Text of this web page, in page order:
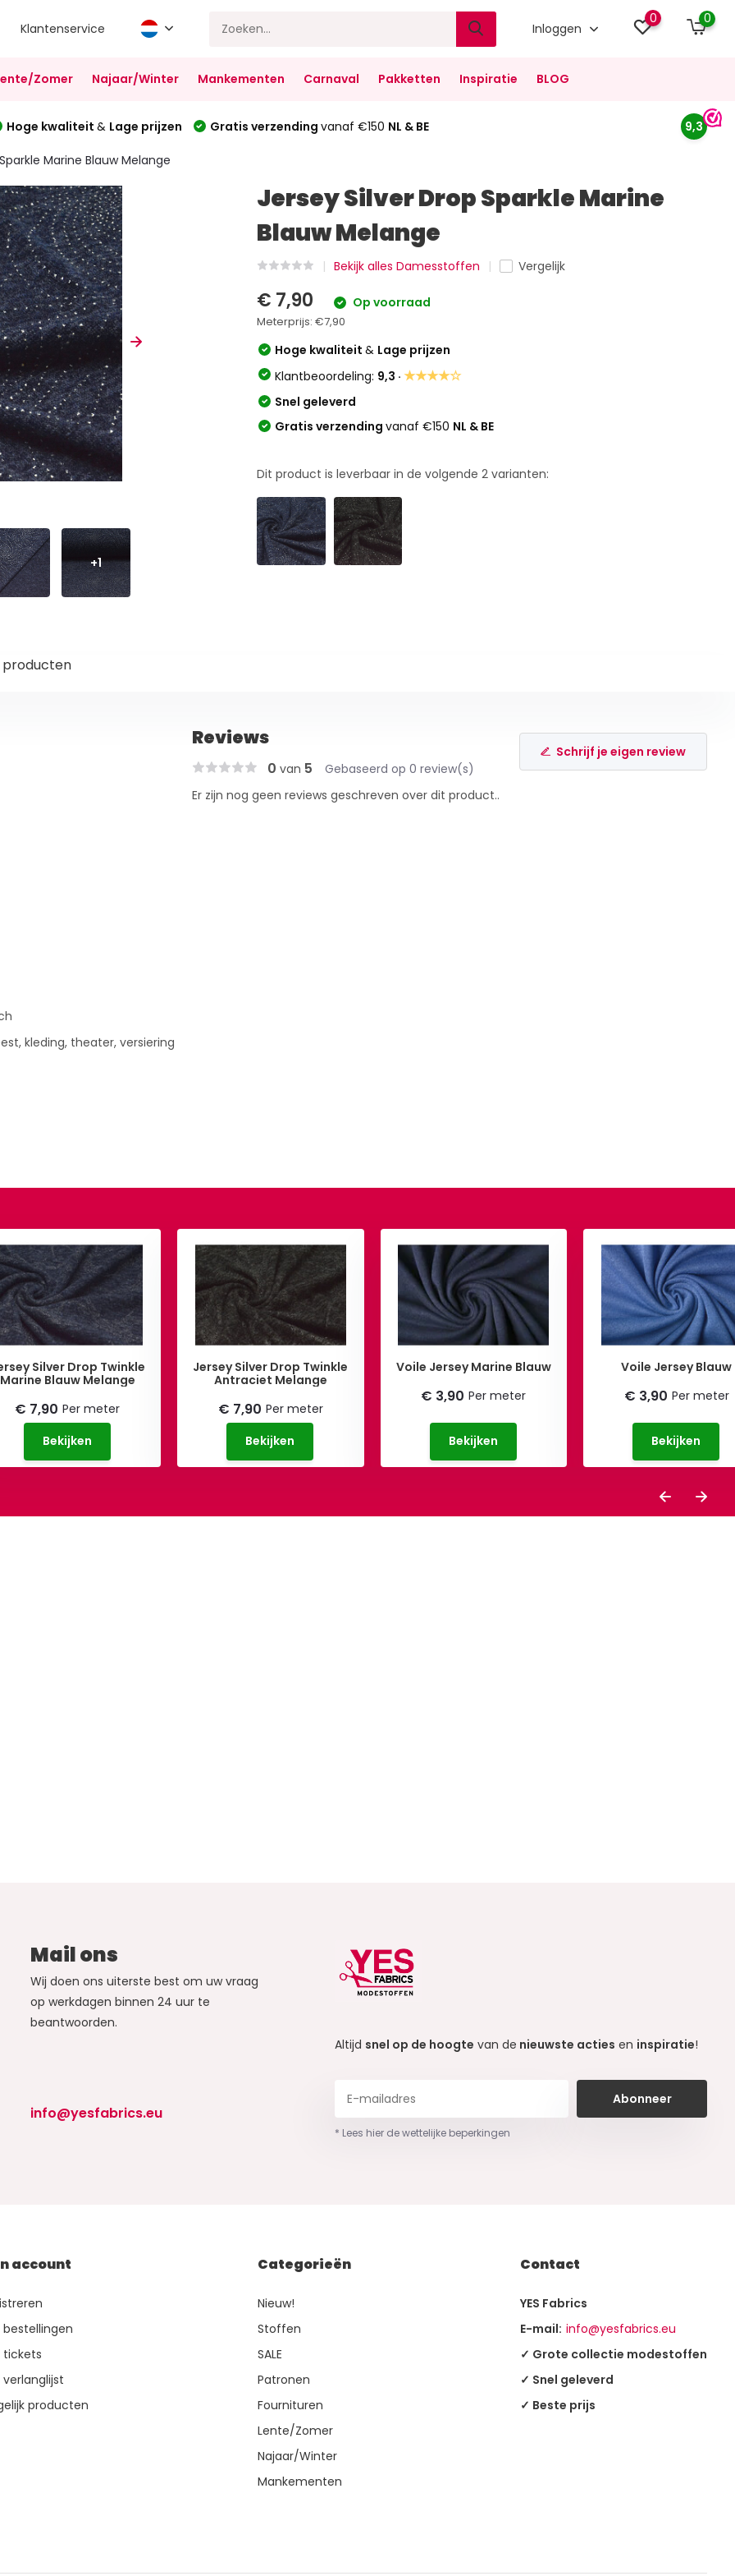
Klantenservice Inloggen
0 0
Zomer Najaar/Winter Mankementen Carnaval Pakketten Inspiratie BLOG
Hoge kwaliteit & Lage prijzen Gratis verzending vanaf €150 NL & BE 9,3
Marine Blauw Melange
+1
Jersey Silver Drop Sparkle Marine
Blauw Melange
Bekijk alles Damesstoffen Vergelijk
€ 7,90 Op voorraad
Meterprijs:€7,90
Hoge kwaliteit& Lage prijzen
Klantbeoordeling: 9,3 ·★★★★☆
Snel geleverd
Gratis verzendingvanaf €150 NL & BE
Dit product is leverbaar in de volgende2 varianten:
kleding, theater, versiering
Reviews
0 van 5 Gebaseerd op 0 review(s)
Schrijf je eigen review
Er zijn nog geen reviews geschreven over dit product..
Silver Drop Twinkle
Marine Blauw Melange
€ 7,90 Per meter
Bekijken
Jersey Silver Drop Twinkle
Antraciet Melange
€ 7,90 Per meter
Bekijken
Voile Jersey Marine Blauw
€ 3,90 Per meter
Bekijken
Voile Jersey Blauw
€ 3,90 Per meter
Bekijken
Mail ons
Wij doen ons uiterste best om uw vraag
op werkdagen binnen 24 uur te
beantwoorden.
info@yesfabrics.eu
Altijd snel op de hoogte van de nieuwste acties en inspiratie!
Abonneer
* Lees hier de wettelijke beperkingen
account
bestellingen
tickets
verlanglijst
producten
Categorieën
Nieuw!
Stoffen
SALE
Patronen
Fournituren
Lente/Zomer
Najaar/Winter
Mankementen
Contact
YES Fabrics
E-mail: info@yesfabrics.eu
✓ Grote collectie modestoffen
✓ Snel geleverd
✓ Beste prijs